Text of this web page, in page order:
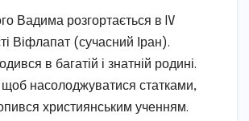
Вадима розгортається в IV
Віфлапат (сучасний Іран).
в багатій і знатній родині.
щоб насолоджуватися статками,
християнським ученням.